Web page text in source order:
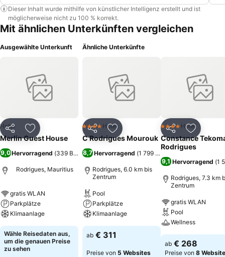
Dieser Inhalt wurde mithilfe von künstlicher Intelligenz erstellt und ist
möglicherweise nicht zu 100 % korrekt.
Mit ähnlichen Unterkünften vergleichen
Ausgewählte Unterkunft
Teilen Zu Favoriten hinzufügen
Hotel
Merlin Guest House
9,0Hervorragend (339 Bewertungen)
Rodrigues, Mauritius
gratis WLAN
Parkplätze
Klimaanlage
Wähle Reisedaten aus,
um die genauen Preise
zu sehen
Ähnliche Unterkünfte
Teilen Zu Favoriten hinzufügen
4 SterneHotel
C Rodrigues Mourouk
8,7Hervorragend (1 799 Bewertungen
Rodrigues, 6.0 km bis
Zentrum
Pool
Parkplätze
Klimaanlage
ab € 311
Preise von 5 Websites
Teilen Zu
4 SterneHotel
Constance
Rodrigues
9,1 Hervorragend (1
Rodrigues, 7.3 km
Zentrum
gratis WLAN
Pool
Wellness
ab € 268
Preise von 8